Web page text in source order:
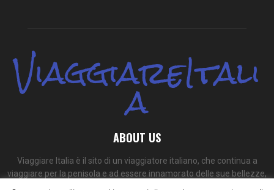
ViaggiareItali
a
ABOUT US
Viaggiare Italia è il sito di un viaggiatore italiano, che continua a
viaggiare per la penisola e ad essere innamorato delle sue bellezze,